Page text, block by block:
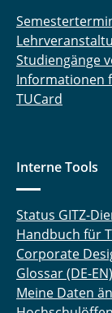
Studiengänge
Informationen
TUCard
Interne Tools
Status GITZ-
Handbuch für
Corporate
Glossar (DE-EN)
Meine Daten